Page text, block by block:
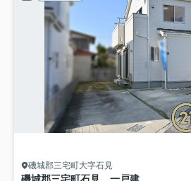
磯城郡三宅町大字石見